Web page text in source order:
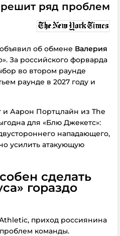
ряд проблем
об обмене Валерия
За российского форварда
во втором раунде
раунде в 2027 году и
и Аарон Портцлайн из The
для «Блю Джекетс»:
нападающего,
усилить атакующую
сделать
гораздо
приход россиянина
команды.